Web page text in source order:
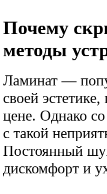
Почему
методы
Ламинат —
своей
цене. Однако
с такой
Постоянный
дискомфорт и